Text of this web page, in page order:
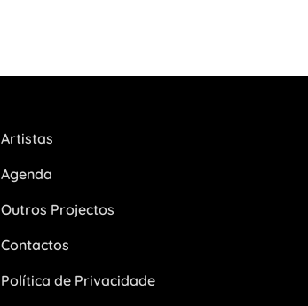
Artistas
Agenda
Outros Projectos
Contactos
Política de Privacidade